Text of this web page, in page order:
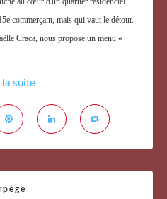
commerçant, mais qui vaut le détour.
Craca, nous propose un menu «
la suite